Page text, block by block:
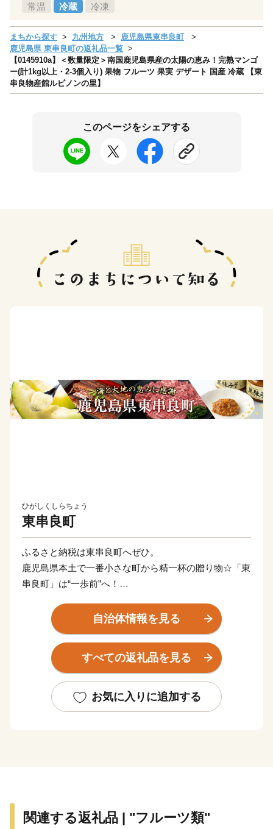
常温 冷蔵 冷凍
まちから探す 九州地方
鹿児島県東串良町
鹿児島県 東串良町の返礼品一覧
【0145910a】＜数量限定＞南国鹿児島県産の太陽の恵み！完熟マンゴ
ー(計1kg以上・2-3個入り) 果物 フルーツ 果実 デザート 国産 冷蔵 【東
串良物産館ルピノンの里】
このページをシェアする
ひがしくしらちょう
東串良町
ふるさと納税は東串良町へぜひ。
鹿児島県本土で一番小さな町から精一杯の贈り物☆「東
串良町」は“一歩前”へ！
鹿児島県大隅半島の東岸に位置する町「ひがしくしら」
は、鹿児島空港から車で2時間、鹿児島中央駅からフェ
リーを乗り継いで２時間という、抜群のアクセシビリテ
ィを誇る農業漁業の町です！
指し、数少ない町内の生産者・事業者を中心に、可能な
限りの特産品の魅力を「全国の皆様にお届けしたい」と
おります。
自治体情報を見る
すべての返礼品を見る
お気に入りに追加する
関連する返礼品 | "フルーツ類"